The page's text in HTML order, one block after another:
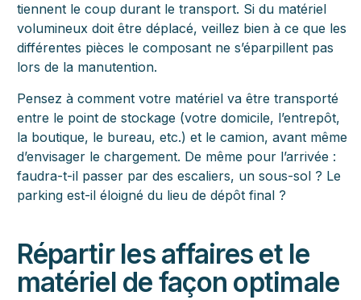
tiennent le coup durant le transport. Si du matériel
volumineux doit être déplacé, veillez bien à ce que les
différentes pièces le composant ne s’éparpillent pas
lors de la manutention.
Pensez à comment votre matériel va être transporté
entre le point de stockage (votre domicile, l’entrepôt,
la boutique, le bureau, etc.) et le camion, avant même
d’envisager le chargement. De même pour l’arrivée :
faudra-t-il passer par des escaliers, un sous-sol ? Le
parking est-il éloigné du lieu de dépôt final ?
Répartir les affaires et le
matériel de façon optimale